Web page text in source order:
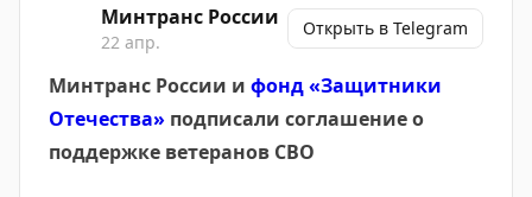
Минтранс России
22 апр.
Открыть в Telegram
Минтранс России и фонд «Защитники
Отечества» подписали соглашение о
поддержке ветеранов СВО